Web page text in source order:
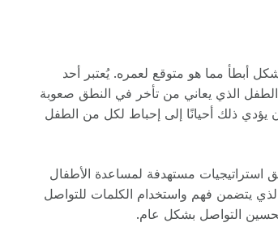
أبطأ مما هو متوقع لعمره. يُعتبر أحد
الطفل الذي يعاني من تأخر في النطق صعوبة
يؤدي ذلك أحيانًا إلى إحباط لكل من الطفل
استراتيجيات مستهدفة لمساعدة الأطفال
الذي يتضمن فهم واستخدام الكلمات للتواصل
التواصل بشكل عام.